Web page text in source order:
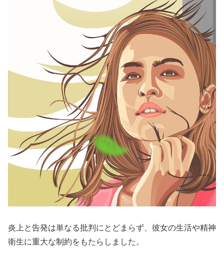
炎上と告発は単なる批判にとどまらず、彼女の生活や精神
衛生に重大な制約をもたらしました。